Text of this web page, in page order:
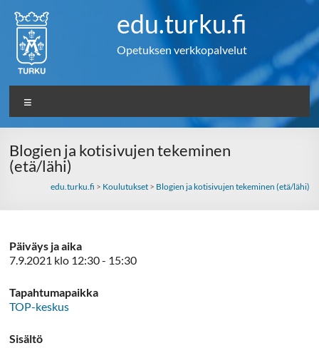
content
edu.turku.fi
Opetuksen verkkopalvelut
Blogien ja kotisivujen tekeminen
(etä/lähi)
edu.turku.fi > Koulutukset> Blogien ja kotisivujen tekeminen (etä/lähi)
Päiväys ja aika
7.9.2021 klo 12:30 - 15:30
Tapahtumapaikka
TOP-keskus
Sisältö